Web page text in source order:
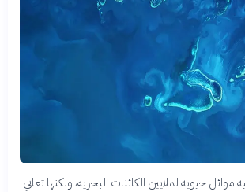
موائل حيوية لملايين الكائنات البحرية، ولكنها تعاني